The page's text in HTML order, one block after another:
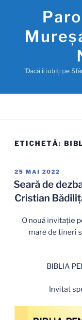
conținut
"Dacă îl iubiţi pe
ETICHETĂ:
PUBLICAT
PE
25 MAI 2022
Seară de
Cristian
O nouă invitație
mare de tineri
BIBLIA
Invitat